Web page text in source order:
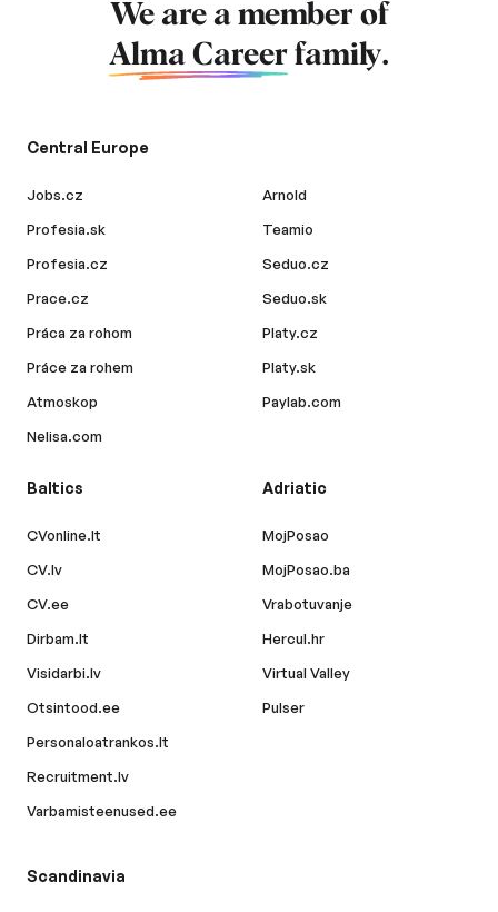
We are a member of
Alma Career family.
Central Europe
Jobs.cz
Profesia.sk
Profesia.cz
Prace.cz
Práca za rohom
Práce za rohem
Atmoskop
Nelisa.com
Arnold
Teamio
Seduo.cz
Seduo.sk
Platy.cz
Platy.sk
Paylab.com
Baltics
CVonline.lt
CV.lv
CV.ee
Dirbam.lt
Visidarbi.lv
Otsintood.ee
Personaloatrankos.lt
Recruitment.lv
Varbamisteenused.ee
Adriatic
MojPosao
MojPosao.ba
Vrabotuvanje
Hercul.hr
Virtual Valley
Pulser
Scandinavia